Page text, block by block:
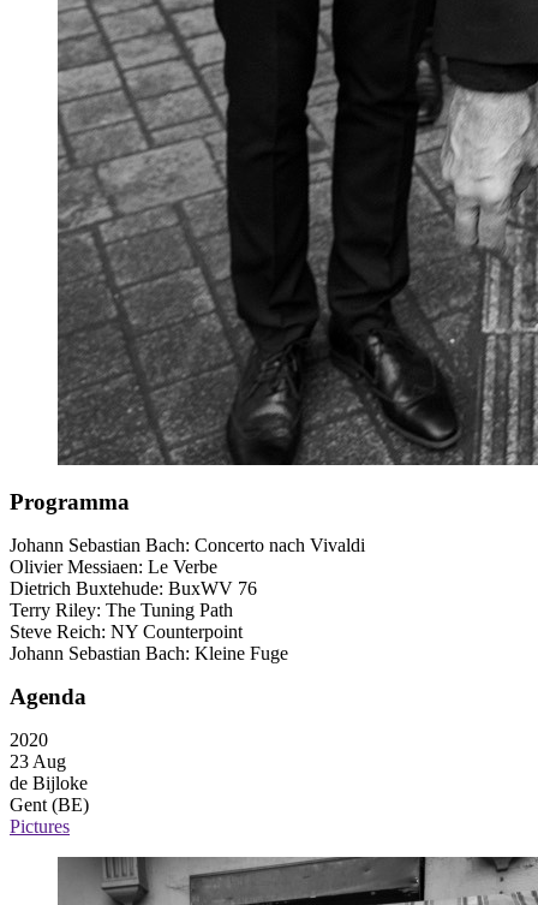
Programma
Johann Sebastian Bach: Concerto nach Vivaldi
Olivier Messiaen: Le Verbe
Dietrich Buxtehude: BuxWV 76
Terry Riley: The Tuning Path
Steve Reich: NY Counterpoint
Johann Sebastian Bach: Kleine Fuge
Agenda
2020
23 Aug
de Bijloke
Gent (BE)
Pictures